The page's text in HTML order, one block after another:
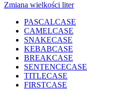
Zmiana wielkości liter
PASCALCASE
CAMELCASE
SNAKECASE
KEBABCASE
BREAKCASE
SENTENCECASE
TITLECASE
FIRSTCASE